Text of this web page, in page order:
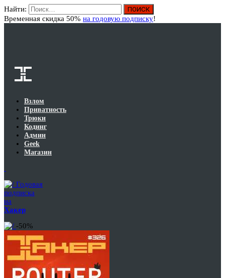
Найти:
Временная скидка 50% на годовую подписку!
Взлом
Приватность
Трюки
Кодинг
Админ
Geek
Магазин
Годовая
подписка
на
Хакер
-50%